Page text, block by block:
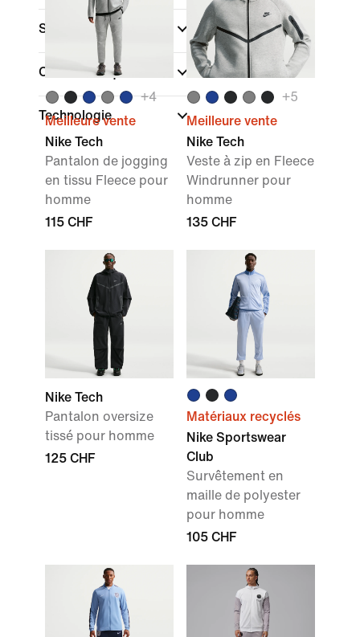
Style
Caractéristiques
Technologie
+4
Meilleure vente
Nike Tech
Pantalon de jogging
en tissu Fleece pour
homme
115 CHF
+5
Meilleure vente
Nike Tech
Veste à zip en Fleece
Windrunner pour
homme
135 CHF
Nike Tech
Pantalon oversize
tissé pour homme
125 CHF
Matériaux recyclés
Nike Sportswear
Club
Survêtement en
maille de polyester
pour homme
105 CHF